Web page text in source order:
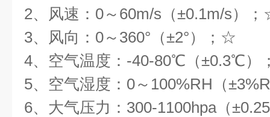
2、风速：0～60m/s（±0.1m/s）
3、风向：0～360°（±2°）；☆
4、空气温度：-40-80℃（±0.3℃）
5、空气湿度：0～100%RH（
6、大气压力：300-1100hpa（